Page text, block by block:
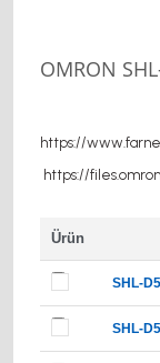
OMRON
https://
https://
Ürün
SHL-
SHL-